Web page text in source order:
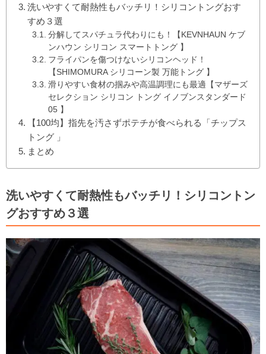
洗いやすくて耐熱性もバッチリ！シリコントングおす
すめ３選
分解してスパチュラ代わりにも！【KEVNHAUN ケブ
ンハウン シリコン スマートトング 】
フライパンを傷つけないシリコンヘッド！
【SHIMOMURA シリコーン製 万能トング 】
滑りやすい食材の掴みや高温調理にも最適【マザーズ
セレクション シリコン トング イノブンスタンダード
05 】
【100均】指先を汚さずポテチが食べられる「チップス
トング 」
まとめ
洗いやすくて耐熱性もバッチリ！シリコントン
グおすすめ３選